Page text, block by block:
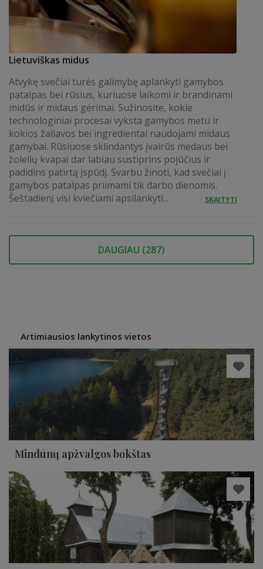
Lietuviškas midus
Atvykę svečiai turės galimybę aplankyti gamybos
patalpas bei rūsius, kuriuose laikomi ir brandinami
midūs ir midaus gėrimai. Sužinosite, kokie
technologiniai procesai vyksta gamybos metu ir
kokios žaliavos bei ingredientai naudojami midaus
gamybai. Rūsiuose sklindantys įvairūs medaus bei
žolelių kvapai dar labiau sustiprins pojūčius ir
padidins patirtą įspūdį. Svarbu žinoti, kad svečiai į
gamybos patalpas priimami tik darbo dienomis.
Šeštadienį visi kviečiami apsilankyti...
SKAITYTI
DAUGIAU (287)
Artimiausios lankytinos vietos
Mindūnų apžvalgos bokštas